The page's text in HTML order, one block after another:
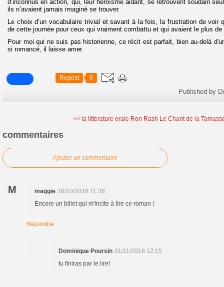
d’inconnus en action, qui, leur héroïsme aidant, se retrouvent soudain
ils n’avaient jamais imaginé se trouver.
Le choix d’un vocabulaire trivial et savant à la fois, la frustration de voir
de cette journée pour ceux qui vraiment combattu et qui avaient le plus de
Pour moi qui ne suis pas historienne, ce récit est parfait, bien au-delà
si romancé, il laisse amer.
Repost 0
Published by
<< la littérature orale Ron Rash Le Chant de la
commentaires
Ajouter un commentaire
M maggie 16/10/2016 11:36
Encore un billet qui m'incite à lire ce roman !
Répondre
Dominique Poursin 01/11/2016 12:15
tu finiras par le lire!